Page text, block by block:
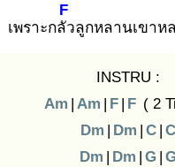
เพราะกลัว
F
ลูกหลานเขาห
INSTRU :
Am | Am | F | F ( 2
Dm | Dm | C | C
Dm | Dm | G |